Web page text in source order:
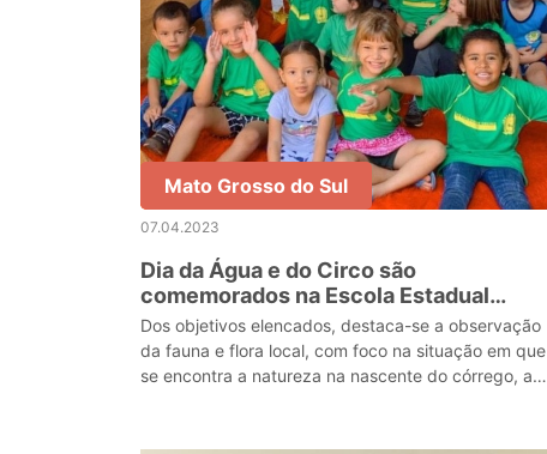
Mato Grosso do Sul
07.04.2023
Dia da Água e do Circo são
comemorados na Escola Estadual
Weimar Torres
Dos objetivos elencados, destaca-se a observação
da fauna e flora local, com foco na situação em que
se encontra a natureza na nascente do córrego, a